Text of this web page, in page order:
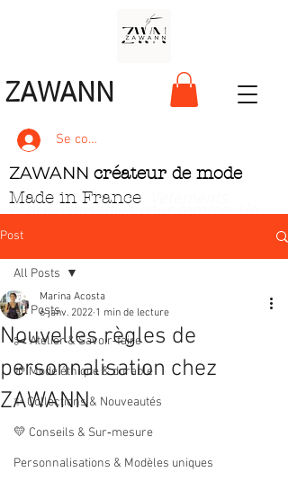
ZAWANN
Se connecter
ZAWANN créateur de mode
Made in France
écoresponsables pour femme. Un
Post
All Posts
✂️ Atelier & Savoir‑faire
🌱 Mode éthique & durable
✨ Collections & Nouveautés
💛 Conseils & Sur‑mesure
Personnalisations & Modèles uniques
All Posts
Nouvelles règles de
personnalisation chez
ZAWANN
Marina Acosta
6 janv. 2022 1 min de lecture